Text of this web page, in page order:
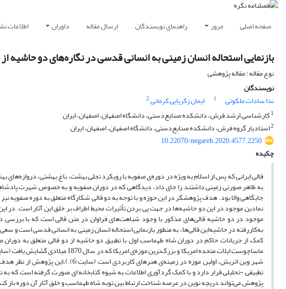
صفحه اصلی مرور راهنمای نویسندگان ارسال مقاله داوران اطلاعات
بازنمایی استحاله‌ انسان زمینی به انسانی قدسی در نگاره‌های دو حاشیه
نوع مقاله : مقاله پژوهشی
نویسندگان
ندا سادات ملکوتی
1 ایمان زکریایی کرمانی2
1کارشناسی ارشد فرش، دانشکده صنایع‌دستی، دانشگاه اصفهان، اصفهان، ایران
2استادیار گروه فرش، دانشکده صنایع‌دستی، دانشگاه اصفهان، اصفهان، ایران
10.22070/negareh.2020.4577.2250
چکیده
قالی ایرانی که پس از اسلام به ویژه در دوره‌ی صفویه با رویکرد تجلی بهشت، باغ بهشتی،
به ظاهر صورتی زمینی داشتند را جای داد، دیدگاهی که در دوران صفویه و به خصوص شهرت
جایگاهی والا بود. هدف پژوهشگر در این حوزه و با توجه به دو قالی شکارگاه متعلق به دوره صفویه
نمادین موجود در این دو حاشیه‌ها در جهت پی بردن تأثیرات محیط اطراف بر خلق این آثار است.
موجود در دو حاشیه قالی‌های مذکور با وجود شباهت‌های فراوان در متن قالی است که با بررسی
به‌کاررفته در حاشیه‌این قالی‌ها، به منظور بازنمایی استحاله‌ انسان زمینی به انسانی قدسی است و
کمک از جریانات حاکم در دوران شاه طهماسب اول با تطبیق دو حاشیه از دو قالی متعلق به
شهر وین اتریش، اولین موزه در زمینه‌ی
تطبیقی -تحلیلی قرار دارد و با کمک گردآوری اطلاعات به شیوه کتابخانه ای صورت گرفته است که
پژوهش می‌تواند دریچه نوین در عرصه شناخت ارتباط بین توبه شاه طهماسب و خلق آثار آن دوره باز